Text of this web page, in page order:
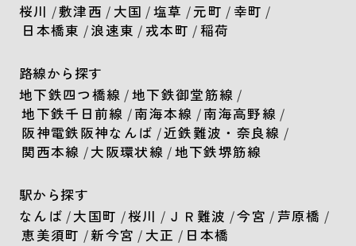
桜川 /敷津西 / 大国 /塩草 /元町 / 幸町 /
日本橋東 /浪速東 / 戎本町 /稲荷
路線から探す
地下鉄四つ橋線 /地下鉄御堂筋線 /
地下鉄千日前線 /南海本線 /南海高野線 /
阪神電鉄阪神なんば /近鉄難波・奈良線 /
関西本線 /大阪環状線 /地下鉄堺筋線
駅から探す
なんば /大国町 /桜川 / ＪＲ難波 /今宮 / 芦原橋 /
恵美須町 /新今宮 / 大正 / 日本橋